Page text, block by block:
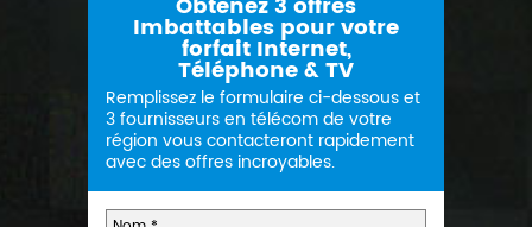
Imbattables pour votre
forfait Internet,
Téléphone & TV
Remplissez le formulaire ci-dessous et
3 fournisseurs en télécom de votre
région vous contacteront rapidement
avec des offres incroyables.